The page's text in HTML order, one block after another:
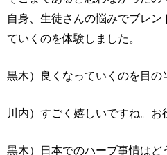
自身、生徒さんの悩みでブレ
ていくのを体験しました。
黒木）良くなっていくのを目の
川内）すごく嬉しいですね。お
黒木）日本でのハーブ事情はど